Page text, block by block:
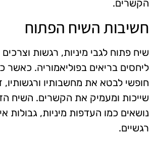
הקשרים.
חשיבות השיח הפתוח
שיח פתוח לגבי מיניות, רגשות
ליחסים בריאים בפוליאמוריה. כאשר
חופשי לבטא את מחשבותיו
שייכות ומעמיק את הקשרים. השיח
נושאים כמו העדפות מיניות, גבולות
רגשיים.